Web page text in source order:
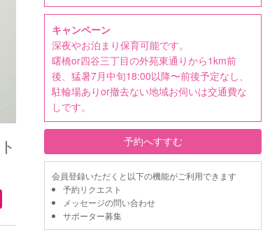
キャンペーン
深夜やお泊まり保育可能です。
曙橋or四谷三丁目の外苑東通りから1km前
後、猛暑7月中旬18:00以降〜前後予定なし、
駐輪場ありor撤去ない地域お伺いは交通費な
しです。
予約へすすむ
会員登録いただくと以下の機能がご利用できます
予約リクエスト
メッセージの問い合わせ
サポーター募集